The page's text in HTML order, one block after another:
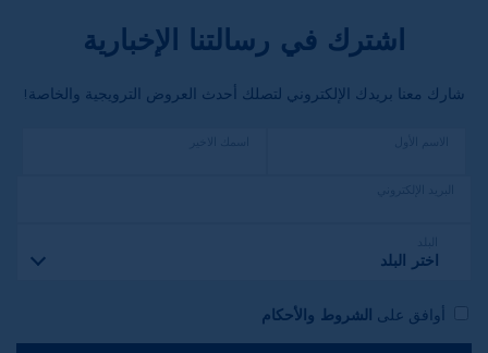
اشترك في رسالتنا الإخبارية
شارك معنا بريدك الإلكتروني لتصلك أحدث العروض الترويجية والخاصة!
اختر البلد
أوافق على الشروط والأحكام